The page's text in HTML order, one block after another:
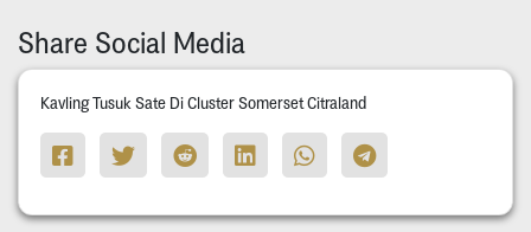
Share Social Media
Kavling Tusuk Sate Di Cluster Somerset Citraland